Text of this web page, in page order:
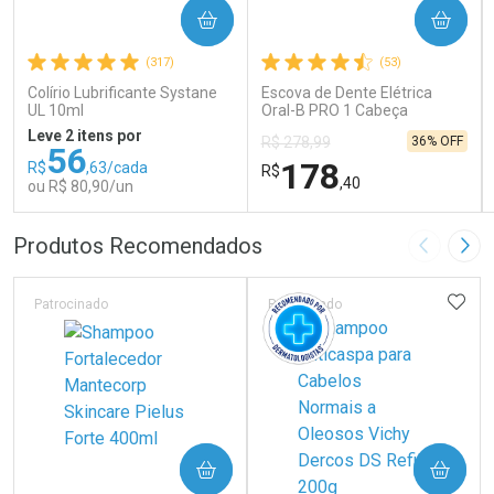
(317)
Colírio Lubrificante Systane
UL 10ml
Leve 2 itens por
R$56,63/cada
ou R$ 80,90/un
COMPRAR
FECHAR
FECHAR
Por Menos
(53)
Escova de Dente Elétrica
Oral-B PRO 1 Cabeça
Redonda Recarregável 1
Unidade
R$ 278,99
R$178,40
36% OFF
COMPRAR
Ativar Desconto
Por Menos
Produtos Recomendados Imagem
Patrocinado
COMPRAR
Patrocinado
COMPRAR